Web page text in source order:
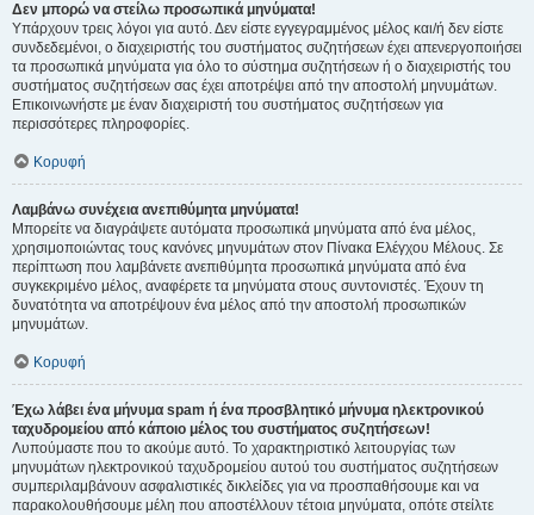
Δεν μπορώ να στείλω προσωπικά μηνύματα!
Υπάρχουν τρεις λόγοι για αυτό. Δεν είστε εγγεγραμμένος μέλος και/ή δεν είστε
συνδεδεμένοι, ο διαχειριστής του συστήματος συζητήσεων έχει απενεργοποιήσει
τα προσωπικά μηνύματα για όλο το σύστημα συζητήσεων ή ο διαχειριστής του
συστήματος συζητήσεων σας έχει αποτρέψει από την αποστολή μηνυμάτων.
Επικοινωνήστε με έναν διαχειριστή του συστήματος συζητήσεων για
περισσότερες πληροφορίες.
Κορυφή
Λαμβάνω συνέχεια ανεπιθύμητα μηνύματα!
Μπορείτε να διαγράψετε αυτόματα προσωπικά μηνύματα από ένα μέλος,
χρησιμοποιώντας τους κανόνες μηνυμάτων στον Πίνακα Ελέγχου Μέλους. Σε
περίπτωση που λαμβάνετε ανεπιθύμητα προσωπικά μηνύματα από ένα
συγκεκριμένο μέλος, αναφέρετε τα μηνύματα στους συντονιστές. Έχουν τη
δυνατότητα να αποτρέψουν ένα μέλος από την αποστολή προσωπικών
μηνυμάτων.
Κορυφή
Έχω λάβει ένα μήνυμα spam ή ένα προσβλητικό μήνυμα ηλεκτρονικού
ταχυδρομείου από κάποιο μέλος του συστήματος συζητήσεων!
Λυπούμαστε που το ακούμε αυτό. Το χαρακτηριστικό λειτουργίας των
μηνυμάτων ηλεκτρονικού ταχυδρομείου αυτού του συστήματος συζητήσεων
συμπεριλαμβάνουν ασφαλιστικές δικλείδες για να προσπαθήσουμε και να
παρακολουθήσουμε μέλη που αποστέλλουν τέτοια μηνύματα, οπότε στείλτε